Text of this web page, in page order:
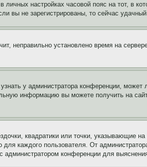
настройках часовой пояс на тот, в
вы не зарегистрированы, то сейчас
неправильно установлено время на
у администратора конференции, может
информацию вы можете получить на
квадратики или точки, указывающие
каждого пользователя. От
администратором конференции для